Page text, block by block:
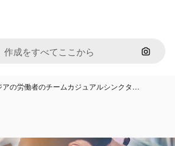
画像で
アの労働者のチームカジュアルシンクタ…